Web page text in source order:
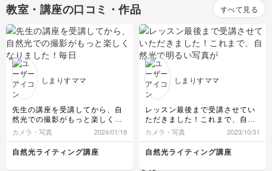
ぬいぐるみ
パーソナルカラー
暮らし
構図
光・ライティング
風景・スナップ
物撮り・テーブルフォト
ポートレート
教室・講座の口コミ・作品 すべて見る
しまりすママ
先生の講座を受講してから、自
然光での撮影がもっと楽しくな
りました！
毎日 撮っているうちに、光の当
たり方やスタイリングに慣れて
きて、短時間でもイメージ通り
カメラ・写真 2024/01/18
自然光ライティング講座
しまりすママ
レッスン最後まで受講させてい
ただきました！これまで、自然
光で明るい写真が撮れることは
分かっていたのですが、先生の
講座を受講して、もっと色々な
雰囲気の写真が撮れるようにな
カメラ・写真 2023/10/31
自然光ライティング講座